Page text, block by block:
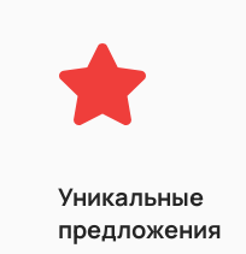
ради достижения
болельщиков важна
подготовки и
Уникальные
предложения